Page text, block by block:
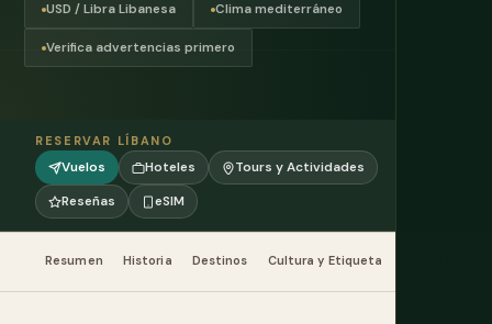
USD / Libra Libanesa Clima mediterráneo
Verifica advertencias primero
RESERVAR LÍBANO
Vuelos Hoteles
Tours y Actividades
Reseñas
eSIM
Resumen Historia Destinos Cultura y Etiqueta